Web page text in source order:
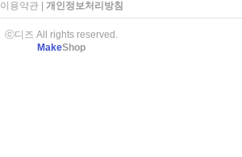
이용약관| 개인정보처리방침
ⓒ디즈 All rights reserved.
MakeShop